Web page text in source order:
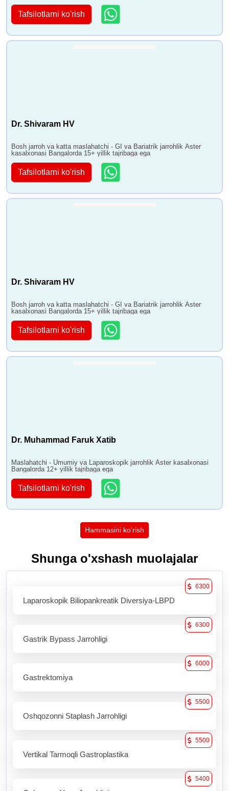
Tafsilotlarni ko'rish
Dr. Shivaram HV
Bosh jarroh va katta maslahatchi - GI va Bariatrik jarrohlik Aster
kasalxonasi Bangalorda 15+ yillik tajribaga ega
Tafsilotlarni ko'rish
Dr. Shivaram HV
Bosh jarroh va katta maslahatchi - GI va Bariatrik jarrohlik Aster
kasalxonasi Bangalorda 15+ yillik tajribaga ega
Tafsilotlarni ko'rish
Dr. Muhammad Faruk Xatib
Maslahatchi - Umumiy va Laparoskopik jarrohlik Aster kasalxonasi
Bangalorda 12+ yillik tajribaga ega
Tafsilotlarni ko'rish
Hammasini ko'rish
Shunga o'xshash muolajalar
Laparoskopik Biliopankreatik Diversiya-LBPD
6300
Gastrik Bypass Jarrohligi
6300
Gastrektomiya
6000
Oshqozonni Staplash Jarrohligi
5500
Vertikal Tarmoqli Gastroplastika
5500
5400